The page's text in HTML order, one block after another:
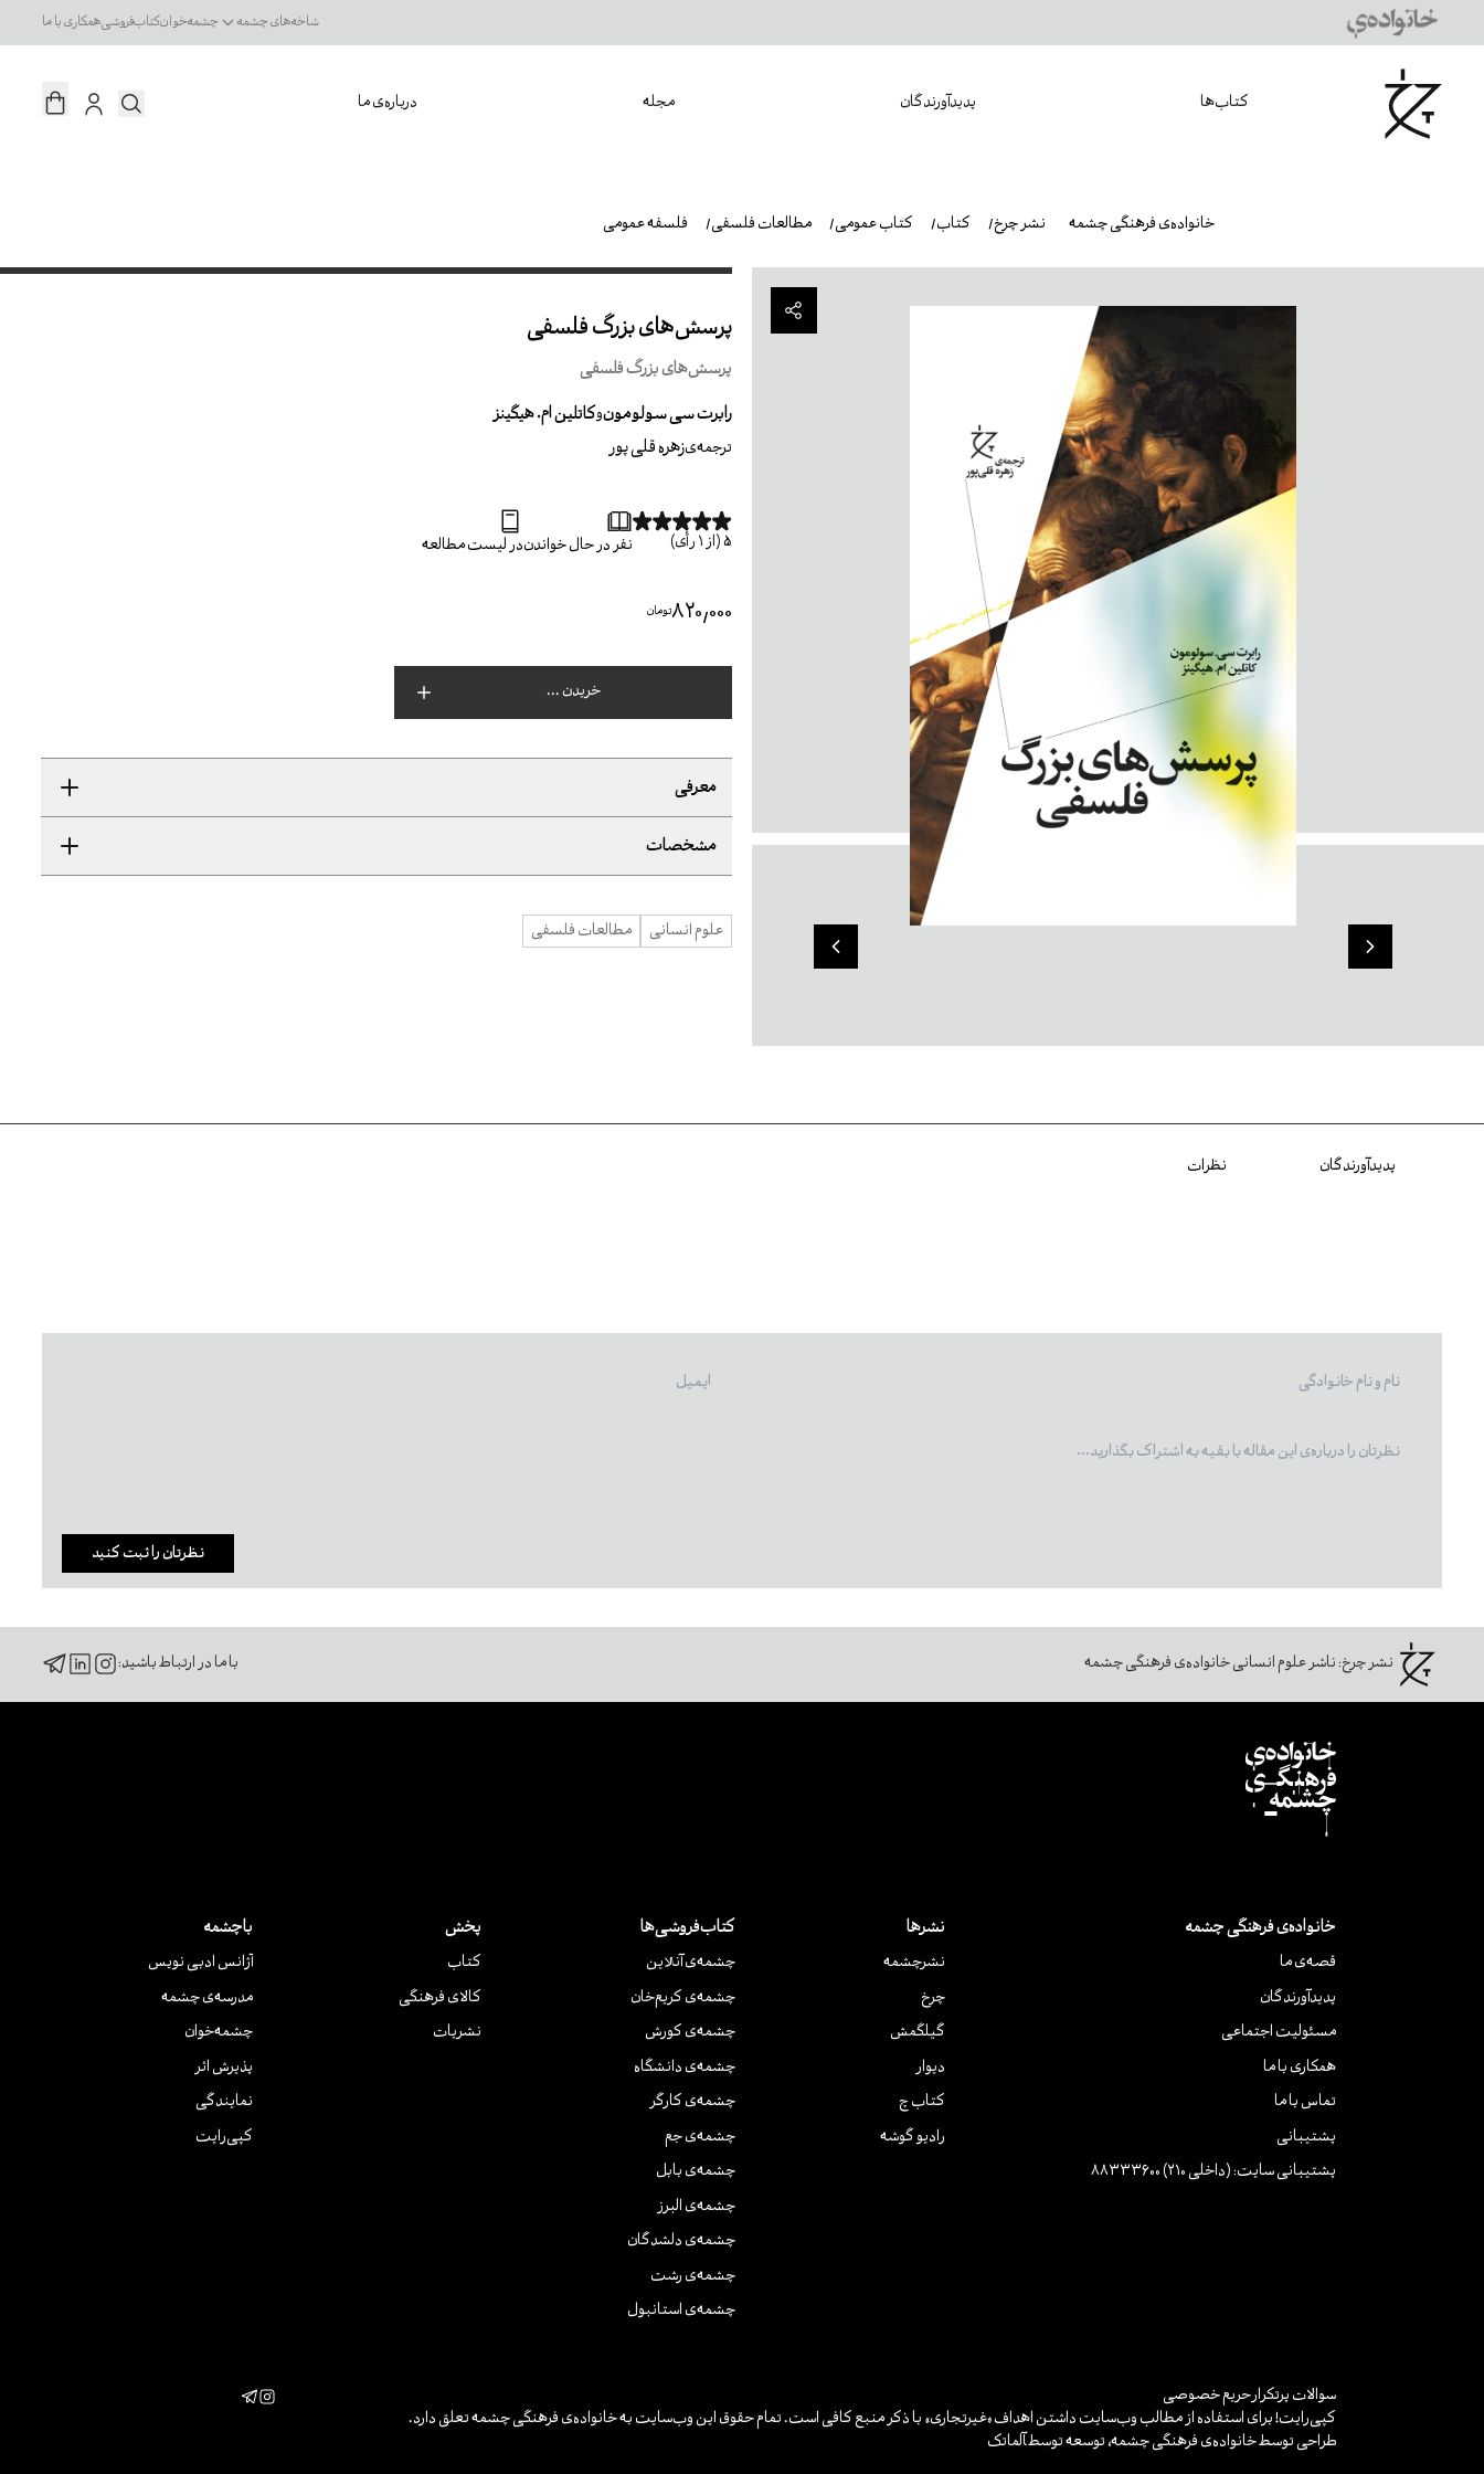
شاخه‌های چشمه چشمه‌خوانکتاب‌فروشیهمکاری با ما
کتاب‌ها پدیدآورندگان مجله درباره‌ی ما
فلسفه عمومی مطالعات فلسفی کتاب عمومی کتاب نشر چرخ خانواده‌ی فرهنگی چشمه
پرسش‌های بزرگ فلسفی
پرسش‌های بزرگ فلسفی
رابرت سی سولومونوکاتلین ام. هیگینز
ترجمه‌یزهره قلی پور
5(از 1 رأی) نفر در حال خواندندر لیست مطالعه
۸۲۰٬۰۰۰تومان
خریدن ...
معرفی
مشخصات
علوم انسانی مطالعات فلسفی
پدیدآورندگان نظرات
نظرتان را ثبت کنید
نشر چرخ:ناشر علوم انسانی خانواده‌ی فرهنگی چشمه با ما در ارتباط باشید:
خانواده‌ی فرهنگی چشمه
قصه‌ی ما
پدیدآورندگان
مسئولیت اجتماعی
همکاری با ما
تماس با ما
پشتیبانی
پشتیبانی سایت: (داخلی 210) 88333600
نشرها
نشر‌چشمه
چرخ
گیلگمش
دیوار
کتاب چ
رادیو گوشه
کتاب‌فروشی‌ها
چشمه‌ی آنلاین
چشمه‌ی کریم‌خان
چشمه‌ی کورش
چشمه‌ی دانشگاه
چشمه‌ی کارگر
چشمه‌ی جم
چشمه‌ی بابل
چشمه‌ی البرز
چشمه‌ی دلشدگان
چشمه‌ی رشت
چشمه‌ی استانبول
پخش
کتاب
کالای فرهنگی
نشریات
باچشمه
آژانس ادبی نویس
مدرسه‌ی چشمه
چشمه‌خوان
پذیرش اثر
نمایندگی
کپی‌رایت
سوالات پرتکرارحریم خصوصی
کپی‌رایت! برای استفاده از مطالب وب‌سایت داشتن اهداف «غیرتجاری» با ذکر منبع کافی است. تمام حقوق این وب‌سایت به خانواده‌ی فرهنگی چشمه تعلق دارد.
طراحی توسط خانواده‌ی فرهنگی چشمه، توسعه توسط آلماتک